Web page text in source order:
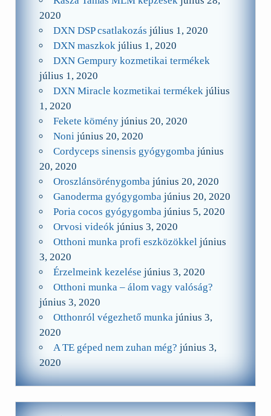
2020
DXN DSP csatlakozás július 1, 2020
DXN maszkok július 1, 2020
DXN Gempury kozmetikai termékek
július 1, 2020
DXN Miracle kozmetikai termékek július
1, 2020
Fekete kömény június 20, 2020
Noni június 20, 2020
Cordyceps sinensis gyógygomba június
20, 2020
Oroszlánsörénygomba június 20, 2020
Ganoderma gyógygomba június 20, 2020
Poria cocos gyógygomba június 5, 2020
Orvosi videók június 3, 2020
Otthoni munka profi eszközökkel június
3, 2020
Érzelmeink kezelése június 3, 2020
Otthoni munka – álom vagy valóság?
június 3, 2020
Otthonról végezhető munka június 3,
2020
A TE géped nem zuhan még? június 3,
2020